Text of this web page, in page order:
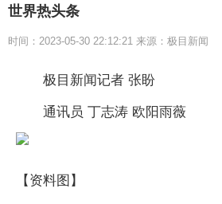
世界热头条
时间：2023-05-30 22:12:21 来源：极目新闻
极目新闻记者 张盼
通讯员 丁志涛 欧阳雨薇
【资料图】